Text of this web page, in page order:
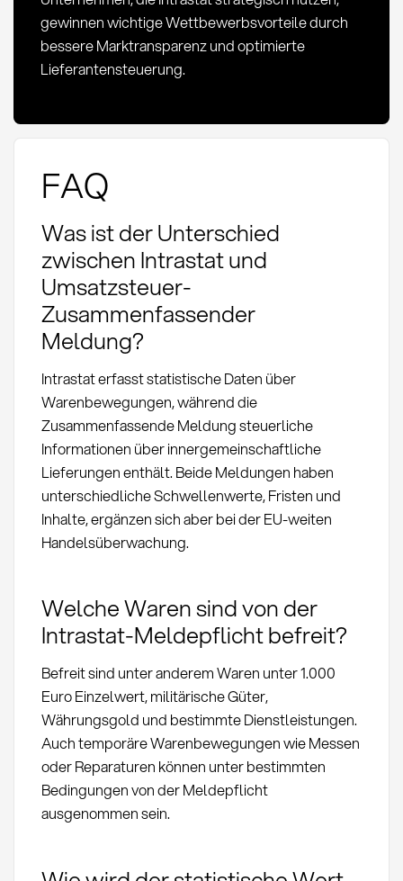
gewinnen wichtige Wettbewerbsvorteile durch
bessere Marktransparenz und optimierte
Lieferantensteuerung.
FAQ
Was ist der Unterschied
zwischen Intrastat und
Umsatzsteuer-
Zusammenfassender
Meldung?
Intrastat erfasst statistische Daten über
Warenbewegungen, während die
Zusammenfassende Meldung steuerliche
Informationen über innergemeinschaftliche
Lieferungen enthält. Beide Meldungen haben
unterschiedliche Schwellenwerte, Fristen und
Inhalte, ergänzen sich aber bei der EU-weiten
Handelsüberwachung.
Welche Waren sind von der
Intrastat-Meldepflicht befreit?
Befreit sind unter anderem Waren unter 1.000
Euro Einzelwert, militärische Güter,
Währungsgold und bestimmte Dienstleistungen.
Auch temporäre Warenbewegungen wie Messen
oder Reparaturen können unter bestimmten
Bedingungen von der Meldepflicht
ausgenommen sein.